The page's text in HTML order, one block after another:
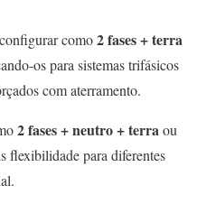
como2 fases + terra
os para sistemas trifásicos
com aterramento.
2 fases + neutro + terraou
flexibilidade para diferentes